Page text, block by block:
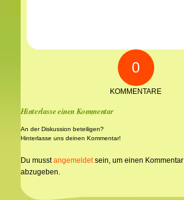
0
KOMMENTARE
Hinterlasse einen Kommentar
An der Diskussion beteiligen?
Hinterlasse uns deinen Kommentar!
Du musstangemeldetsein, um einen Kommentar
abzugeben.